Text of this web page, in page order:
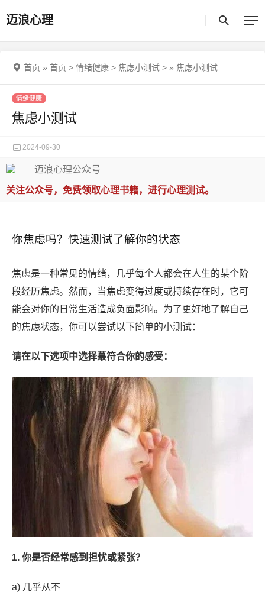
迈浪心理
首页 » 首页 > 情绪健康 > 焦虑小测试 > » 焦虑小测试
情绪健康
焦虑小测试
2024-09-30
关注公众号，免费领取心理书籍，进行心理测试。
你焦虑吗？快速测试了解你的状态
焦虑是一种常见的情绪，几乎每个人都会在人生的某个阶
段经历焦虑。然而，当焦虑变得过度或持续存在时，它可
能会对你的日常生活造成负面影响。为了更好地了解自己
的焦虑状态，你可以尝试以下简单的小测试：
请在以下选项中选择蕞符合你的感受：
1. 你是否经常感到担忧或紧张？
a) 几乎从不